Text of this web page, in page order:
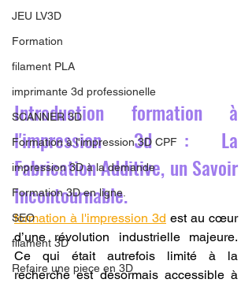
JEU LV3D
Formation
filament PLA
imprimante 3d professionelle
SCANNER 3D
Formation à l'impression 3D CPF
impression 3D à la demande
Formation 3D en ligne.
SEO
filament 3D
Refaire une piece en 3D
Introduction formation à
l'impression 3d : La
Fabrication Additive, un Savoir
Incontournable.
formation à l'impression 3d est au cœur
d’une révolution industrielle majeure.
Ce qui était autrefois limité à la
recherche est désormais accessible à